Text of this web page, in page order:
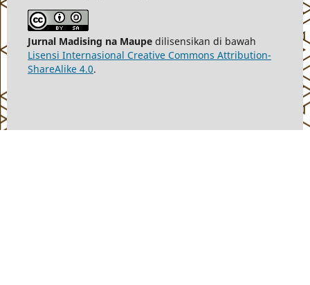
Jurnal Madising na Maupedilisensikan di bawah
Lisensi Internasional Creative Commons Attribution-
ShareAlike 4.0.